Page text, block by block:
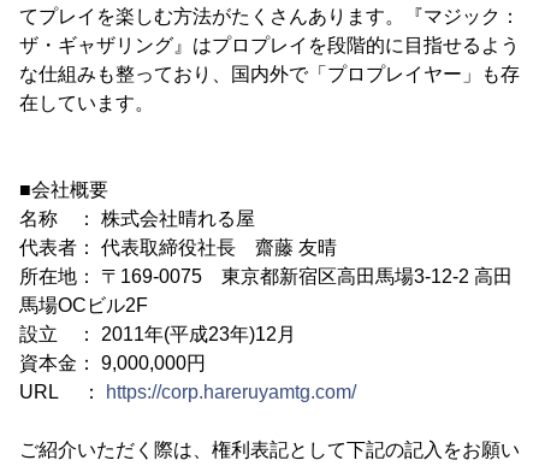
てプレイを楽しむ方法がたくさんあります。『マジック：
ザ・ギャザリング』はプロプレイを段階的に目指せるよう
な仕組みも整っており、国内外で「プロプレイヤー」も存
在しています。
■会社概要
名称 ： 株式会社晴れる屋
代表者： 代表取締役社長 齋藤 友晴
所在地： 〒169-0075 東京都新宿区高田馬場3-12-2 高田
馬場OCビル2F
設立 ： 2011年(平成23年)12月
資本金： 9,000,000円
URL ：
https://corp.hareruyamtg.com/
ご紹介いただく際は、権利表記として下記の記入をお願い